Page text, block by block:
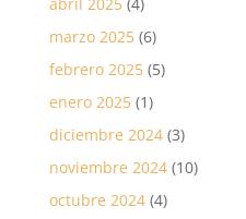
abril 2025(4)
marzo 2025(6)
febrero 2025(5)
enero 2025(1)
diciembre 2024(3)
noviembre 2024(10)
octubre 2024(4)